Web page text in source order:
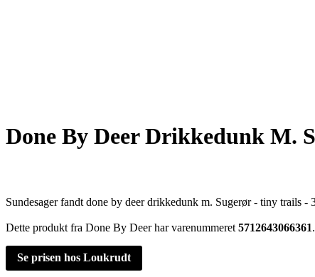
Done By Deer Drikkedunk M.
Sundesager fandt done by deer drikkedunk m. Sugerør - tiny trails -
Dette produkt fra Done By Deer har varenummeret 5712643066361.
Se prisen hos Loukrudt